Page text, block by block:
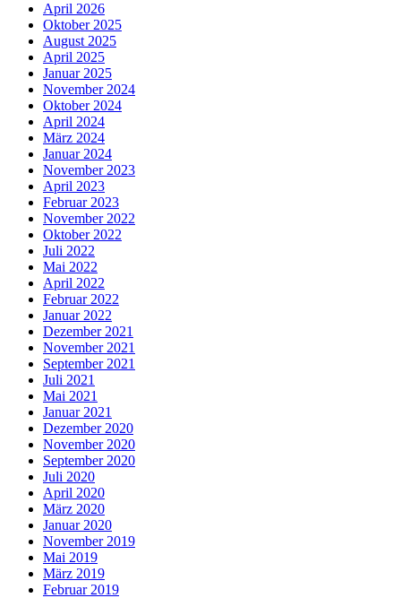
April 2026
Oktober 2025
August 2025
April 2025
Januar 2025
November 2024
Oktober 2024
April 2024
März 2024
Januar 2024
November 2023
April 2023
Februar 2023
November 2022
Oktober 2022
Juli 2022
Mai 2022
April 2022
Februar 2022
Januar 2022
Dezember 2021
November 2021
September 2021
Juli 2021
Mai 2021
Januar 2021
Dezember 2020
November 2020
September 2020
Juli 2020
April 2020
März 2020
Januar 2020
November 2019
Mai 2019
März 2019
Februar 2019